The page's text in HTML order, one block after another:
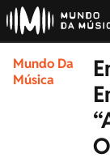
Mundo Da
Música